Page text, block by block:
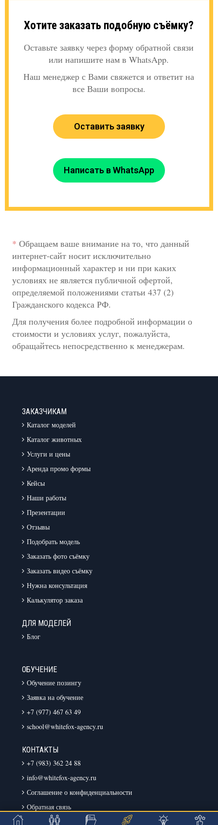
Хотите заказать подобную съёмку?
Оставьте заявку через форму обратной связи
или напишите нам в WhatsApp.
Наш менеджер с Вами свяжется и ответит на
все Ваши вопросы.
Оставить заявку
Написать в WhatsApp
* Обращаем ваше внимание на то, что данный
интернет-сайт носит исключительно
информационный характер и ни при каких
условиях не является публичной офертой,
определяемой положениями статьи 437 (2)
Гражданского кодекса РФ.
Для получения более подробной информации о
стоимости и условиях услуг, пожалуйста,
обращайтесь непосредственно к менеджерам.
ЗАКАЗЧИКАМ
Каталог моделей
Каталог животных
Услуги и цены
Аренда промо формы
Кейсы
Наши работы
Презентации
Отзывы
Подобрать модель
Заказать фото съёмку
Заказать видео съёмку
Нужна консультация
Калькулятор заказа
ДЛЯ МОДЕЛЕЙ
Блог
ОБУЧЕНИЕ
Обучение позингу
Заявка на обучение
+7 (977) 467 63 49
school@whitefox-agency.ru
КОНТАКТЫ
+7 (983) 362 24 88
info@whitefox-agency.ru
Соглашение о конфиденциальности
Обратная связь
Контакты